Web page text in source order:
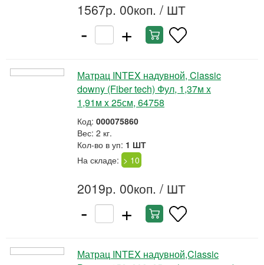
1567р. 00коп. / ШТ
- +
Матрац INTEX надувной, Classic
downy (Fiber tech) Фул, 1,37м x
1,91м x 25см, 64758
Код: 000075860
Вес: 2 кг.
Кол-во в уп: 1 ШТ
На складе: > 10
2019р. 00коп. / ШТ
- +
Матрац INTEX надувной,Classic